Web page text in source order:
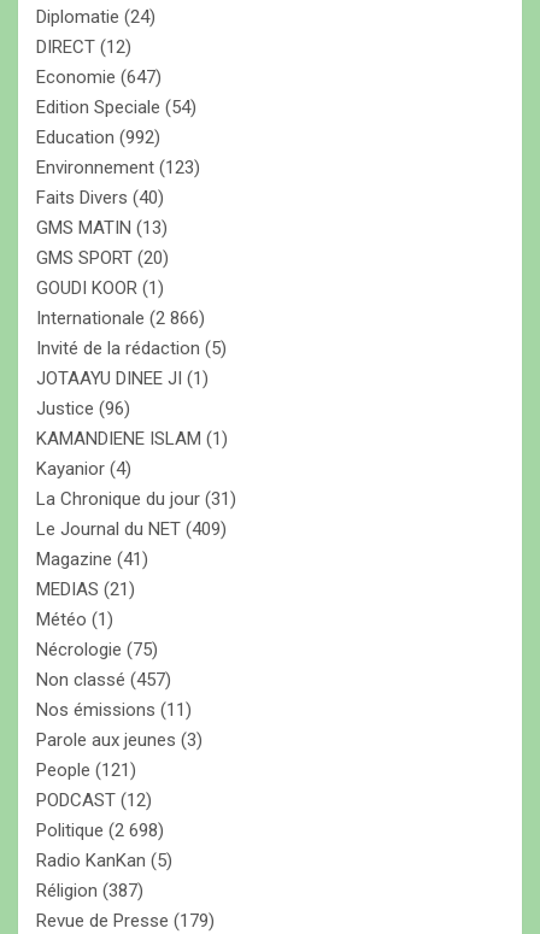
Diplomatie (24)
DIRECT (12)
Economie (647)
Edition Speciale (54)
Education (992)
Environnement (123)
Faits Divers (40)
GMS MATIN (13)
GMS SPORT (20)
GOUDI KOOR (1)
Internationale (2 866)
Invité de la rédaction (5)
JOTAAYU DINEE JI (1)
Justice (96)
KAMANDIENE ISLAM (1)
Kayanior (4)
La Chronique du jour (31)
Le Journal du NET (409)
Magazine (41)
MEDIAS (21)
Météo (1)
Nécrologie (75)
Non classé (457)
Nos émissions (11)
Parole aux jeunes (3)
People (121)
PODCAST (12)
Politique (2 698)
Radio KanKan (5)
Réligion (387)
Revue de Presse (179)